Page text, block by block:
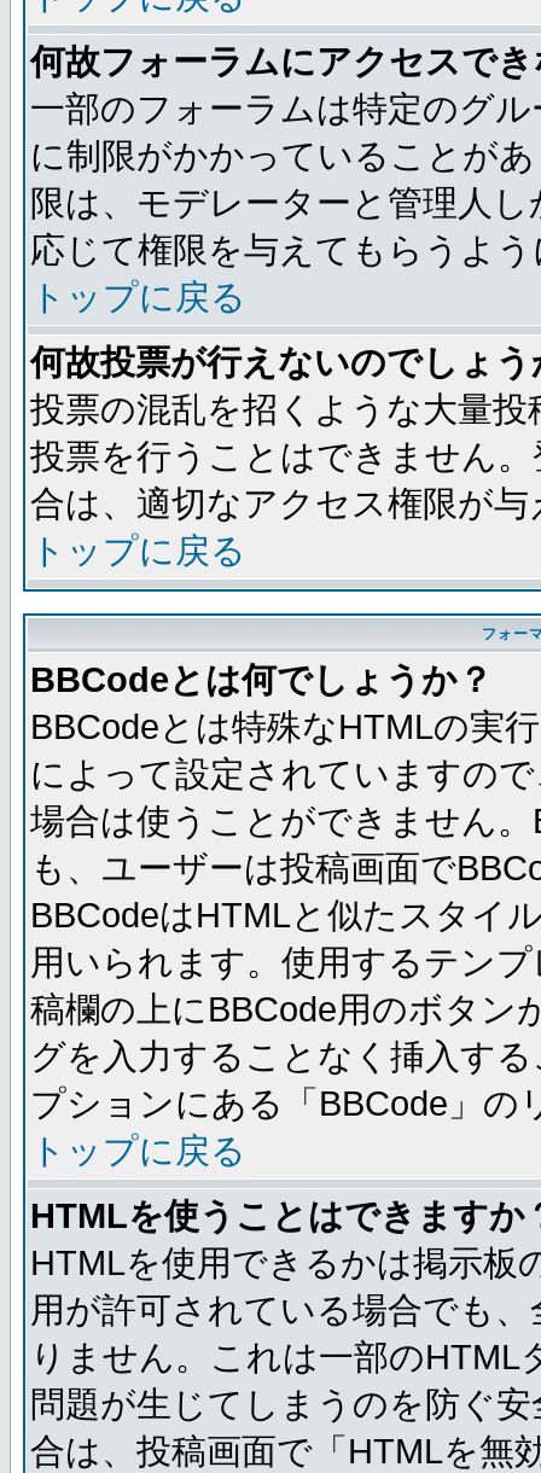
何故フォーラムにアクセスで
一部のフォーラムは特定のグ
に制限がかかっていることが
限は、モデレーターと管理人
応じて権限を与えてもらうよ
トップに戻る
何故投票が行えないのでしょう
投票の混乱を招くような大量
投票を行うことはできません
合は、適切なアクセス権限が
トップに戻る
フォー
BBCodeとは何でしょうか？
BBCodeとは特殊なHTMLの実
によって設定されていますの
場合は使うことができません
も、ユーザーは投稿画面で
BBCodeはHTMLと似たスタイ
用いられます。使用するテン
稿欄の上にBBCode用のボタン
グを入力することなく挿入す
プションにある「BBCode」
トップに戻る
HTMLを使うことはできますか
HTMLを使用できるかは掲示板
用が許可されている場合でも
りません。これは一部の
問題が生じてしまうのを防ぐ
合は、投稿画面で「HTMLを無